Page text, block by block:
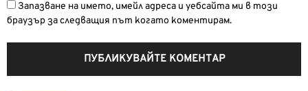
Запазване на името, имейл адреса и уебсайта ми в този
браузър за следващия път когато коментирам.